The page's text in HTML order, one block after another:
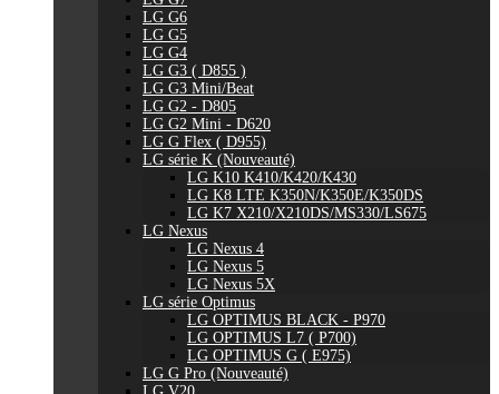
LG G6
LG G5
LG G4
LG G3 ( D855 )
LG G3 Mini/Beat
LG G2 - D805
LG G2 Mini - D620
LG G Flex ( D955)
LG série K (Nouveauté)
LG K10 K410/K420/K430
LG K8 LTE K350N/K350E/K350DS
LG K7 X210/X210DS/MS330/LS675
LG Nexus
LG Nexus 4
LG Nexus 5
LG Nexus 5X
LG série Optimus
LG OPTIMUS BLACK - P970
LG OPTIMUS L7 ( P700)
LG OPTIMUS G ( E975)
LG G Pro (Nouveauté)